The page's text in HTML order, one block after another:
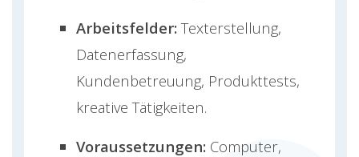
Arbeitsfelder:Texterstellung,
Datenerfassung,
Kundenbetreuung, Produkttests,
kreative Tätigkeiten.
Voraussetzungen: Computer,